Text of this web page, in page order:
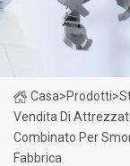
Casa>Prodotti>
Vendita Di
Combinato Per
Fabbrica